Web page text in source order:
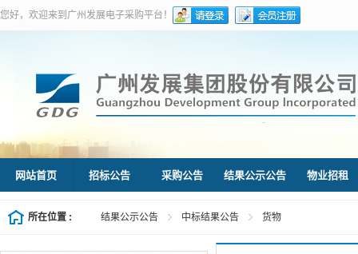
您好，欢迎来到广州发展电子采购平台！
网站首页 招标公告 采购公告 结果公示公告 物业招租
所在位置 : 结果公示公告 中标结果公告 货物